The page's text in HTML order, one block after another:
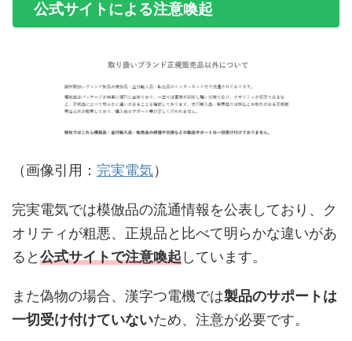
公式サイトによる注意喚起
（画像引用： 完実電気）
完実電気では模倣品の流通情報を公表しており、ク
オリティが粗悪、正規品と比べて明らかな違いがあ
ると公式サイトで注意喚起しています。
また偽物の場合、漢字つ電機では製品のサポートは
一切受け付けていないため、注意が必要です。